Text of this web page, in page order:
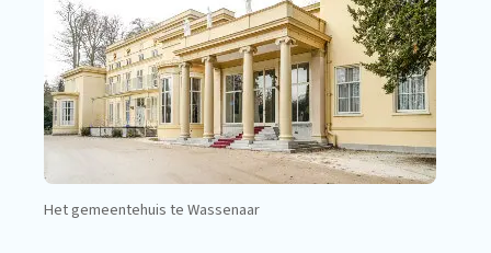
Het gemeentehuis te Wassenaar